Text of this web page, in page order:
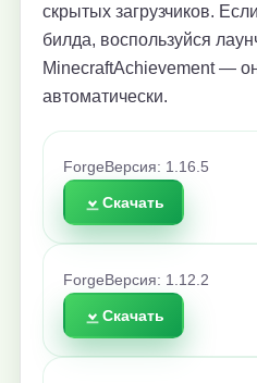
скрытых загрузчиков.
билда, воспользуйся
MinecraftAchievement —
автоматически.
ForgeВерсия: 1.16.5
Скачать
ForgeВерсия: 1.12.2
Скачать